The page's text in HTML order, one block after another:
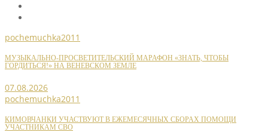
pochemuchka2011
МУЗЫКАЛЬНО-ПРОСВЕТИТЕЛЬСКИЙ МАРАФОН «ЗНАТЬ, ЧТОБЫ
ГОРДИТЬСЯ!» НА ВЕНЕВСКОМ ЗЕМЛЕ
07.08.2026
pochemuchka2011
КИМОВЧАНКИ УЧАСТВУЮТ В ЕЖЕМЕСЯЧНЫХ СБОРАХ ПОМОЩИ
УЧАСТНИКАМ СВО